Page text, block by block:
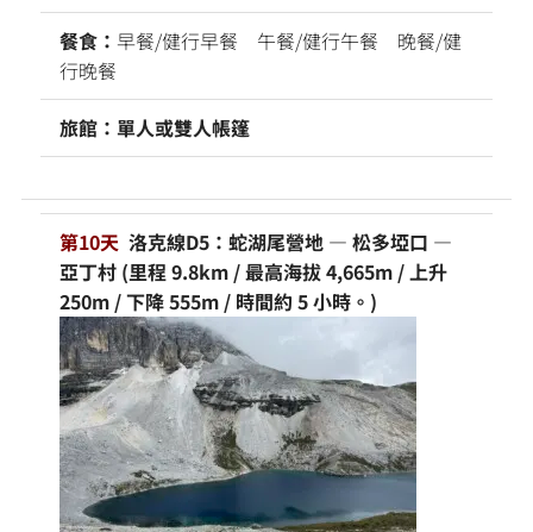
餐食： 早餐/健行早餐 午餐/健行午餐 晚餐/健
行晚餐
旅館：單人或雙人帳篷
第10天 洛克線D5：蛇湖尾營地 — 松多埡口 —
亞丁村 (里程 9.8km / 最高海拔 4,665m / 上升
250m / 下降 555m / 時間約 5 小時。)